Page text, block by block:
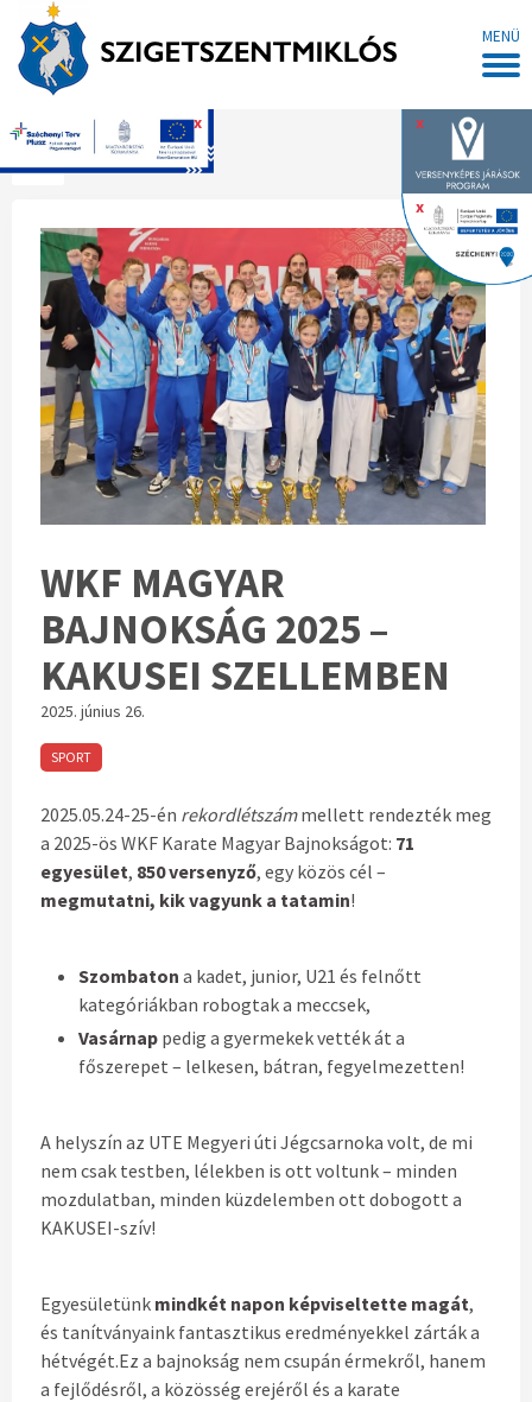
MENÜ
x
x
x
Főoldal
WKF MAGYAR
BAJNOKSÁG 2025 –
KAKUSEI SZELLEMBEN
2025. június 26.
SPORT
2025.05.24-25-én rekordlétszámmellett rendezték meg
a 2025-ös WKF Karate Magyar Bajnokságot: 71
egyesület, 850 versenyző, egy közös cél –
megmutatni, kik vagyunk a tatamin!
Szombaton a kadet, junior, U21 és felnőtt
kategóriákban robogtak a meccsek,
Vasárnap pedig a gyermekek vették át a
főszerepet – lelkesen, bátran, fegyelmezetten!
A helyszín az UTE Megyeri úti Jégcsarnoka volt, de mi
nem csak testben, lélekben is ott voltunk – minden
mozdulatban, minden küzdelemben ott dobogott a
KAKUSEI-szív!
Egyesületünk mindkét napon képviseltette magát,
és tanítványaink fantasztikus eredményekkel zárták a
hétvégét.Ez a bajnokság nem csupán érmekről, hanem
a fejlődésről, a közösség erejéről és a karate